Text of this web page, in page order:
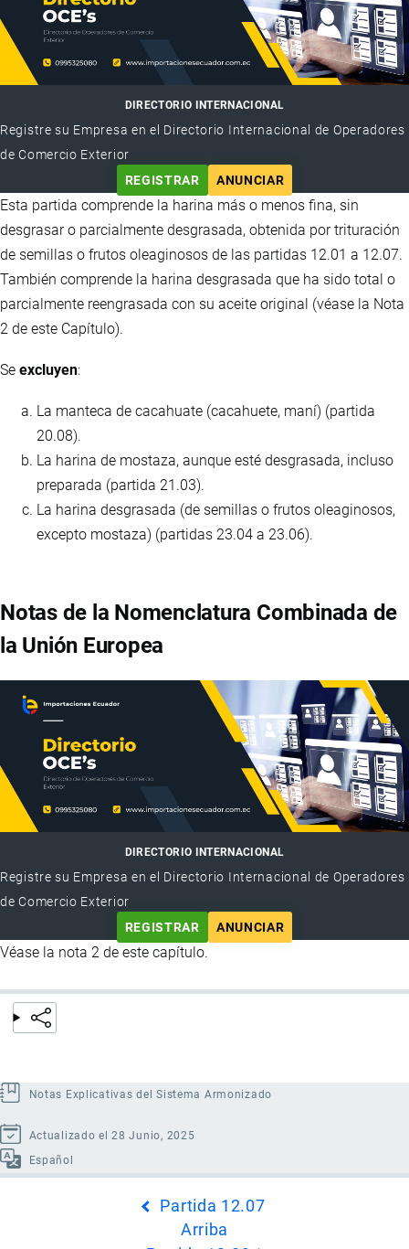
DIRECTORIO INTERNACIONAL
Registre su Empresa en el Directorio Internacional de Operadores
de Comercio Exterior
REGISTRAR
ANUNCIAR
Esta partida comprende la harina más o menos fina, sin
desgrasar o parcialmente desgrasada, obtenida por trituración
de semillas o frutos oleaginosos de las partidas 12.01 a 12.07.
También comprende la harina desgrasada que ha sido total o
parcialmente reengrasada con su aceite original (véase la Nota
2 de este Capítulo).
Se excluyen:
La manteca de cacahuate (cacahuete, maní) (partida
20.08).
La harina de mostaza, aunque esté desgrasada, incluso
preparada (partida 21.03).
La harina desgrasada (de semillas o frutos oleaginosos,
excepto mostaza) (partidas 23.04 a 23.06).
Notas de la Nomenclatura Combinada de
la Unión Europea
DIRECTORIO INTERNACIONAL
Registre su Empresa en el Directorio Internacional de Operadores
de Comercio Exterior
REGISTRAR
ANUNCIAR
Véase la nota 2 de este capítulo.
Notas Explicativas del Sistema Armonizado
Actualizado el 28 Junio, 2025
Español
Partida 12.07
Arriba